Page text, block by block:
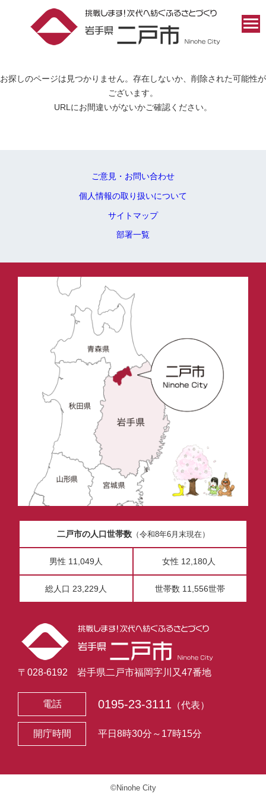
お探しのページは見つかりません。存在しないか、削除された可能性が
ございます。
URLにお間違いがないかご確認ください。
ご意見・お問い合わせ
個人情報の取り扱いについて
サイトマップ
部署一覧
二戸市の人口世帯数（令和8年6月末現在）
男性 11,049人 女性 12,180人
総人口 23,229人 世帯数 11,556世帯
〒028-6192 岩手県二戸市福岡字川又47番地
電話 0195-23-3111 （代表）
開庁時間 平日8時30分～17時15分
©Ninohe City